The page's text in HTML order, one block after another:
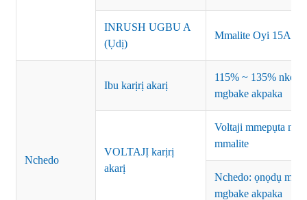
INRUSH UGBU A
(Ụdị)
Mmalite Oyi 15A/
Nchedo
Ibu karịrị akarị
115% ~ 135% nke
mgbake akpaka
VOLTAJỊ karịrị
akarị
Voltaji mmepụta
mmalite
Nchedo: ọnọdụ
mgbake akpaka